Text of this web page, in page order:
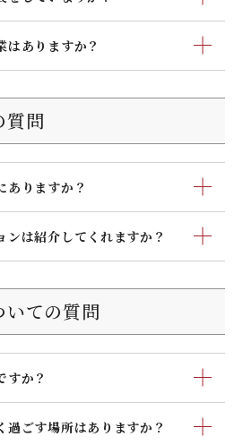
の時に困ってしまいます。ふだ
を心がけましょう。
はありますか？
曜日の授業を行ったり、学校行
す。
質問
ありますか？
分とアクセスも抜群です。
校は5校、大学は9大学あり、学
す。
（45分）にも近く便利な所で
ンは紹介してくれますか？
格者の方へは「入学手続き」の
たします。その中にアパートに
す。
いての質問
すか？
たされています。教室も清掃が
過ごす場所はありますか？